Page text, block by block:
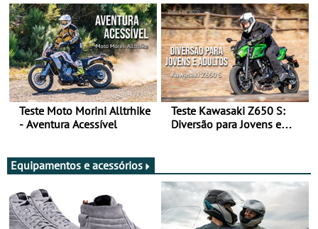
Teste Moto Morini Alltrhike
- Aventura Acessível
Teste Kawasaki Z650 S:
Diversão para Jovens e
Equipamentos e acessórios